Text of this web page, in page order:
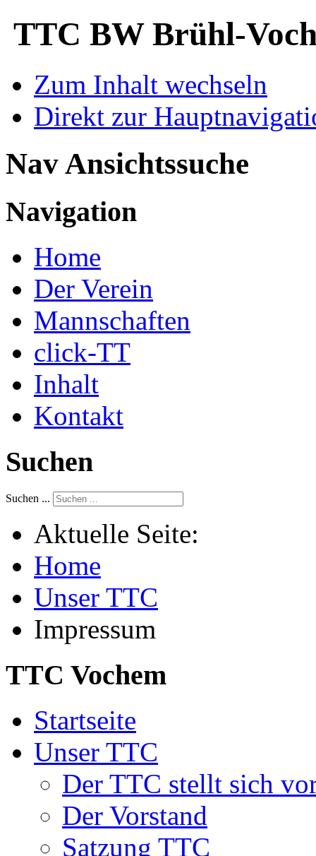
TTC BW Brühl-
Zum Inhalt wechseln
Direkt zur
Nav Ansichtssuche
Navigation
Home
Der Verein
Mannschaften
click-TT
Inhalt
Kontakt
Suchen
Suchen ...
Aktuelle Seite:
Home
Unser TTC
Impressum
TTC Vochem
Startseite
Unser TTC
Der TTC stellt sich
Der Vorstand
Satzung TTC